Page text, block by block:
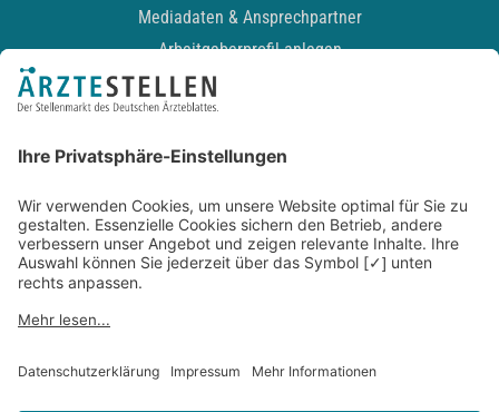
Mediadaten & Ansprechpartner
Arbeitgeberprofil anlegen
Recruiting-Podcast
Kontakt
Datenschutz
Newsletter